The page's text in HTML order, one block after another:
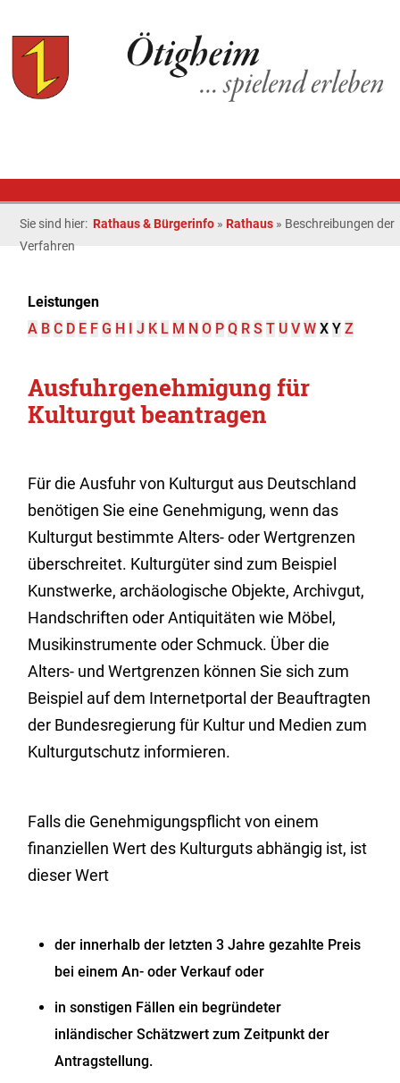
Sie sind hier: Rathaus & Bürgerinfo » Rathaus » Beschreibungen der
Verfahren
Leistungen
A B C D E F G H I J K L M N O P Q R S T U V W X Y Z
Ausfuhrgenehmigung für
Kulturgut beantragen
Für die Ausfuhr von Kulturgut aus Deutschland
benötigen Sie eine Genehmigung, wenn das
Kulturgut bestimmte Alters- oder Wertgrenzen
überschreitet. Kulturgüter sind zum Beispiel
Kunstwerke, archäologische Objekte, Archivgut,
Handschriften oder Antiquitäten wie Möbel,
Musikinstrumente oder Schmuck. Über die
Alters- und Wertgrenzen können Sie sich zum
Beispiel auf dem Internetportal der Beauftragten
der Bundesregierung für Kultur und Medien zum
Kulturgutschutz informieren.
Falls die Genehmigungspflicht von einem
finanziellen Wert des Kulturguts abhängig ist, ist
dieser Wert
der innerhalb der letzten 3 Jahre gezahlte Preis
bei einem An- oder Verkauf oder
in sonstigen Fällen ein begründeter
inländischer Schätzwert zum Zeitpunkt der
Antragstellung.